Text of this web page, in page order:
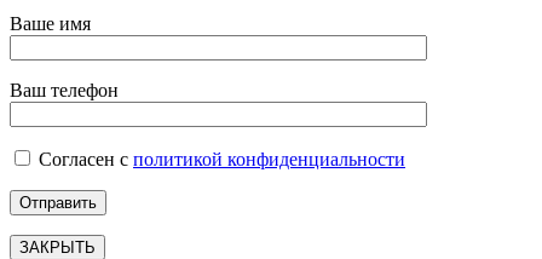
Ваше имя
Ваш телефон
Согласен с политикой конфиденциальности
ЗАКРЫТЬ